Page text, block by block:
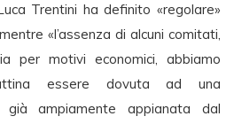
Trentini ha definito «regolare»
«l’assenza di alcuni comitati,
per motivi economici, abbiamo
essere dovuta ad una
già ampiamente appianata dal